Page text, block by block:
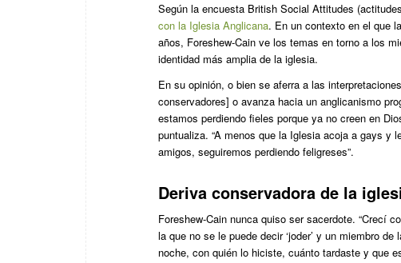
Según la encuesta British Social Attitudes
con la Iglesia Anglicana. En un contexto en el que
años, Foreshew-Cain ve los temas en torno a los
identidad más amplia de la iglesia.
En su opinión, o bien se aferra a las
conservadores] o avanza hacia un anglicanismo
estamos perdiendo fieles porque ya no creen en
puntualiza. “A menos que la Iglesia acoja a gays
amigos, seguiremos perdiendo feligreses”.
Deriva conservadora de la
Foreshew-Cain nunca quiso ser sacerdote. “Crecí
la que no se le puede decir ‘joder’ y un miembro
noche, con quién lo hiciste, cuánto tardaste y que